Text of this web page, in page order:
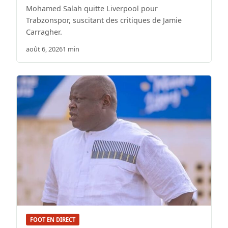
Mohamed Salah quitte Liverpool pour
Trabzonspor, suscitant des critiques de Jamie
Carragher.
août 6, 20261 min
FOOT EN DIRECT